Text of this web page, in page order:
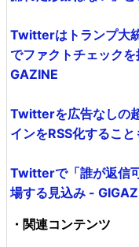
Twitterはトランプ大
でファクトチェック
GAZINE
Twitterを広告なしの
インをRSS化するこ
Twitterで「誰が返信
場する見込み -
・関連コンテンツ